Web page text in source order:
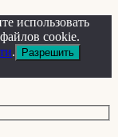
использовать
cookie.
.
Разрешить